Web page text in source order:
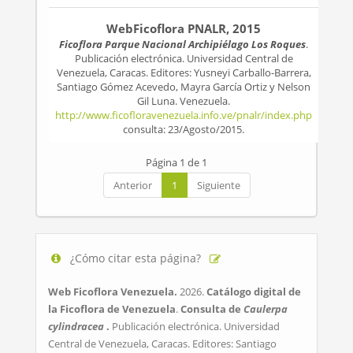
WebFicoflora PNALR, 2015
Ficoflora Parque Nacional Archipiélago Los Roques.
Publicación electrónica. Universidad Central de
Venezuela, Caracas. Editores: Yusneyi Carballo-Barrera,
Santiago Gómez Acevedo, Mayra García Ortiz y Nelson
Gil Luna. Venezuela.
http://www.ficofloravenezuela.info.ve/pnalr/index.php
consulta: 23/Agosto/2015.
Página 1 de 1
Anterior
1 Siguiente
¿Cómo citar esta página?
Web Ficoflora Venezuela. 2026.Catálogo digital de
la Ficoflora de Venezuela.Consulta de Caulerpa
cylindracea . Publicación electrónica. Universidad
Central de Venezuela, Caracas. Editores: Santiago